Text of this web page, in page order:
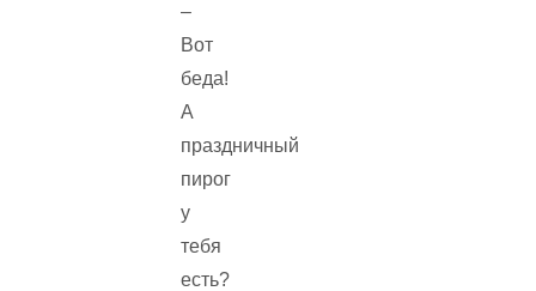
–
Вот
беда!
А
праздничный
пирог
у
тебя
есть?